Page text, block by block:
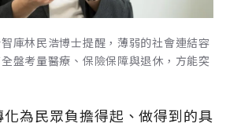
庫林民浩博士提醒，薄弱的社會連結容
盤考量醫療、保險保障與退休，方能突
為民眾負擔得起、做得到的具